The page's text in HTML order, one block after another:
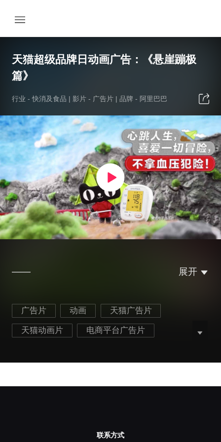
天猫超级品牌日动画广告：《悬崖蹦极
篇》
行业 -快消及食品 | 影片 - 广告片 | 品牌 - 阿里巴巴
—— 展开
广告片 动画 天猫广告片
天猫动画片 电商平台广告片
联系方式